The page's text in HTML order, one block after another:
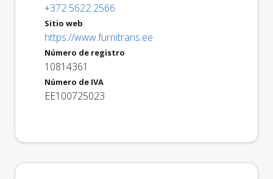
+372 5622 2566
Sitio web
https://www.furnitrans.ee
Número de registro
10814361
Número de IVA
EE100725023